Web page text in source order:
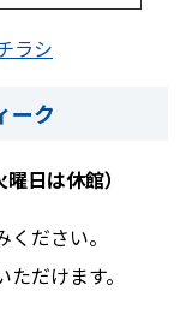
ラシ
ーク
日は休館）
ださい。
だけます。